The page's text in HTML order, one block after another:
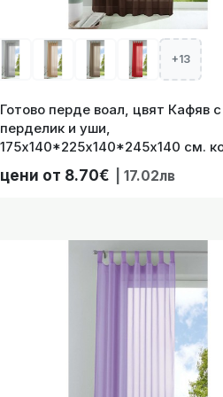
+13
Готово перде воал, цвят Кафяв с
перделик и уши,
175х140*225х140*245x140 см.
цени от 8.70€ | 17.02лв
и уши,
и уши,